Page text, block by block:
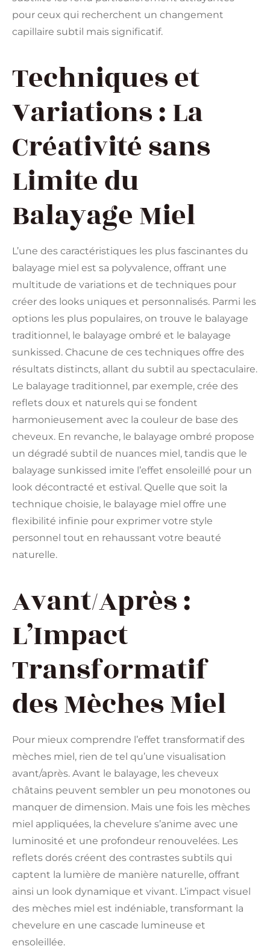
pour ceux qui recherchent un changement
capillaire subtil mais significatif.
Techniques et
Variations : La
Créativité sans
Limite du
Balayage Miel
L’une des caractéristiques les plus fascinantes du
balayage miel est sa polyvalence, offrant une
multitude de variations et de techniques pour
créer des looks uniques et personnalisés. Parmi les
options les plus populaires, on trouve le balayage
traditionnel, le balayage ombré et le balayage
sunkissed. Chacune de ces techniques offre des
résultats distincts, allant du subtil au spectaculaire.
Le balayage traditionnel, par exemple, crée des
reflets doux et naturels qui se fondent
harmonieusement avec la couleur de base des
cheveux. En revanche, le balayage ombré propose
un dégradé subtil de nuances miel, tandis que le
balayage sunkissed imite l’effet ensoleillé pour un
look décontracté et estival. Quelle que soit la
technique choisie, le balayage miel offre une
flexibilité infinie pour exprimer votre style
personnel tout en rehaussant votre beauté
naturelle.
Avant/Après :
L’Impact
Transformatif
des Mèches Miel
Pour mieux comprendre l’effet transformatif des
mèches miel, rien de tel qu’une visualisation
avant/après. Avant le balayage, les cheveux
châtains peuvent sembler un peu monotones ou
manquer de dimension. Mais une fois les mèches
miel appliquées, la chevelure s’anime avec une
luminosité et une profondeur renouvelées. Les
reflets dorés créent des contrastes subtils qui
captent la lumière de manière naturelle, offrant
ainsi un look dynamique et vivant. L’impact visuel
des mèches miel est indéniable, transformant la
chevelure en une cascade lumineuse et
ensoleillée.